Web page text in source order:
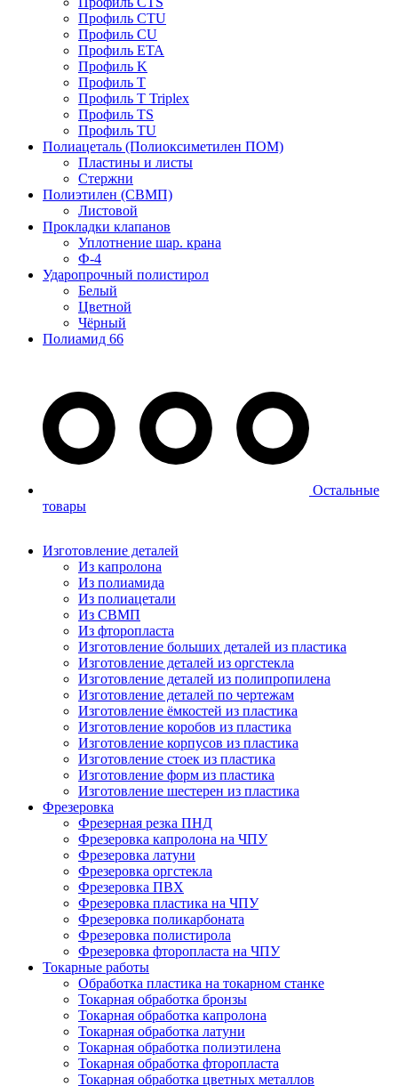
Профиль CTU
Профиль CU
Профиль ETA
Профиль K
Профиль T
Профиль T Triplex
Профиль TS
Профиль TU
Полиацеталь (Полиоксиметилен ПОМ)
Пластины и листы
Стержни
Полиэтилен (СВМП)
Листовой
Прокладки клапанов
Уплотнение шар. крана
Ф-4
Ударопрочный полистирол
Белый
Цветной
Чёрный
Полиамид 66
Остальные
товары
Изготовление деталей
Из капролона
Из полиамида
Из полиацетали
Из СВМП
Из фторопласта
Изготовление больших деталей из пластика
Изготовление деталей из оргстекла
Изготовление деталей из полипропилена
Изготовление деталей по чертежам
Изготовление ёмкостей из пластика
Изготовление коробов из пластика
Изготовление корпусов из пластика
Изготовление стоек из пластика
Изготовление форм из пластика
Изготовление шестерен из пластика
Фрезеровка
Фрезерная резка ПНД
Фрезеровка капролона на ЧПУ
Фрезеровка латуни
Фрезеровка оргстекла
Фрезеровка ПВХ
Фрезеровка пластика на ЧПУ
Фрезеровка поликарбоната
Фрезеровка полистирола
Фрезеровка фторопласта на ЧПУ
Токарные работы
Обработка пластика на токарном станке
Токарная обработка бронзы
Токарная обработка капролона
Токарная обработка латуни
Токарная обработка полиэтилена
Токарная обработка фторопласта
Токарная обработка цветных металлов